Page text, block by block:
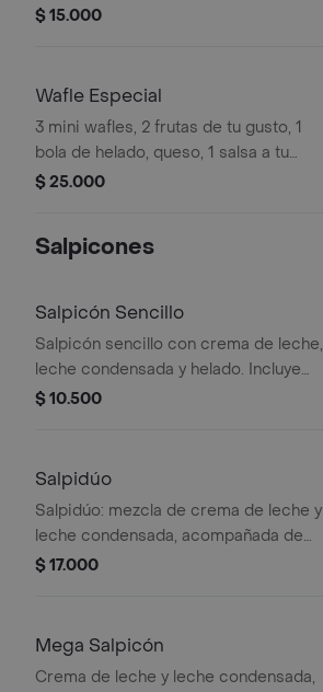
$ 15.000
Wafle Especial
3 mini wafles, 2 frutas de tu gusto, 1
bola de helado, queso, 1 salsa a tu
gusto, 1 topping.
$ 25.000
Salpicones
Salpicón Sencillo
Salpicón sencillo con crema de leche,
leche condensada y helado. Incluye
trozos de frutas visibles.
$ 10.500
Salpidúo
Salpidúo: mezcla de crema de leche y
leche condensada, acompañada de
frutas y helado.
$ 17.000
Mega Salpicón
Crema de leche y leche condensada,